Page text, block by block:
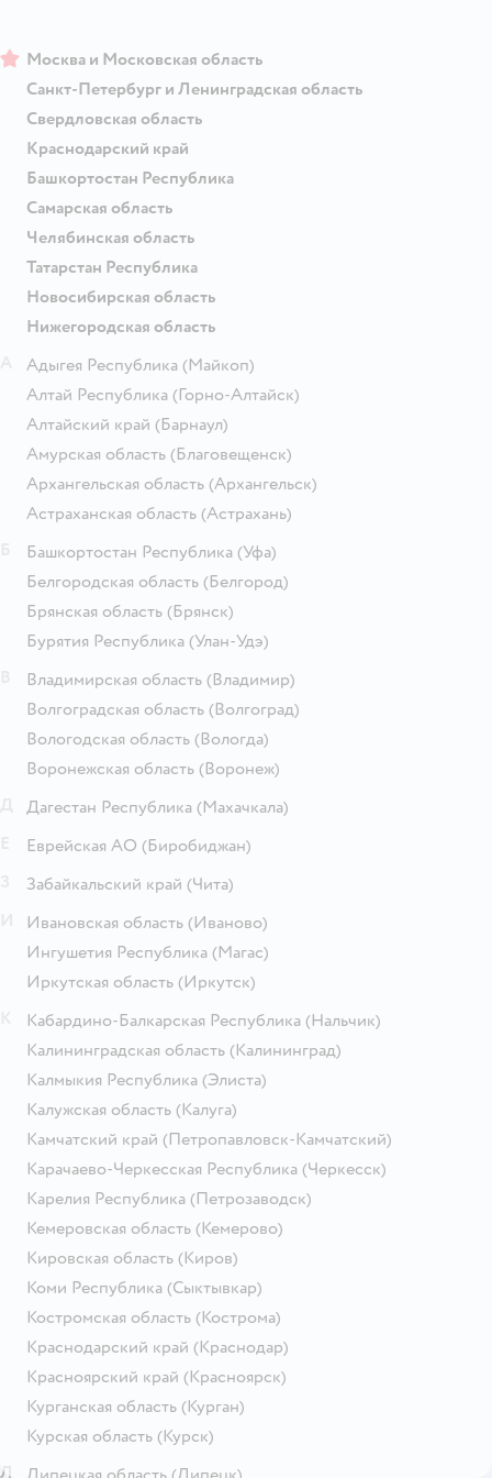
Москва и Московская область
Санкт-Петербург и Ленинградская область
Свердловская область
Краснодарский край
Башкортостан Республика
Самарская область
Челябинская область
Татарстан Республика
Новосибирская область
Нижегородская область
Адыгея Республика (Майкоп)
Алтай Республика (Горно-Алтайск)
Алтайский край (Барнаул)
Амурская область (Благовещенск)
Архангельская область (Архангельск)
Астраханская область (Астрахань)
Башкортостан Республика (Уфа)
Белгородская область (Белгород)
Брянская область (Брянск)
Бурятия Республика (Улан-Удэ)
Владимирская область (Владимир)
Волгоградская область (Волгоград)
Вологодская область (Вологда)
Воронежская область (Воронеж)
Дагестан Республика (Махачкала)
Еврейская АО (Биробиджан)
Забайкальский край (Чита)
Ивановская область (Иваново)
Ингушетия Республика (Магас)
Иркутская область (Иркутск)
Кабардино-Балкарская Республика (Нальчик)
Калининградская область (Калининград)
Калмыкия Республика (Элиста)
Калужская область (Калуга)
Камчатский край (Петропавловск-Камчатский)
Карачаево-Черкесская Республика (Черкесск)
Карелия Республика (Петрозаводск)
Кемеровская область (Кемерово)
Кировская область (Киров)
Коми Республика (Сыктывкар)
Костромская область (Кострома)
Краснодарский край (Краснодар)
Красноярский край (Красноярск)
Курганская область (Курган)
Курская область (Курск)
Л